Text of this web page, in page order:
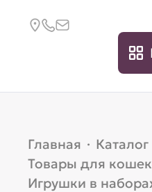
Главная · Каталог
Товары для кошек
Игрушки в